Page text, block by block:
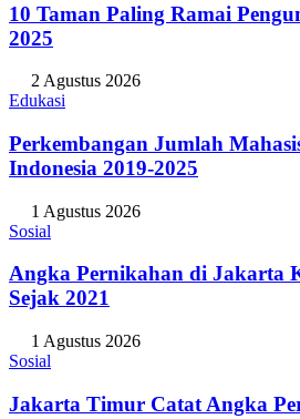
10 Taman Paling Ramai
2025
2 Agustus 2026
Edukasi
Perkembangan Jumlah
Indonesia 2019-2025
1 Agustus 2026
Sosial
Angka Pernikahan di Jakarta
Sejak 2021
1 Agustus 2026
Sosial
Jakarta Timur Catat Angka